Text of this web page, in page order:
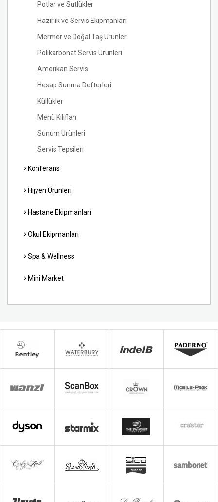
Potlar ve Sütlükler
Hazırlık ve Servis Ekipmanları
Mermer ve Doğal Taş Ürünler
Polikarbonat Servis Ürünleri
Amerikan Servis
Hesap Sunma Defterleri
Küllükler
Menü Kılıfları
Sunum Ürünleri
Servis Tepsileri
Konferans
Hijyen Ürünleri
Hastane Ekipmanları
Okul Ekipmanları
Spa & Wellness
Mini Market